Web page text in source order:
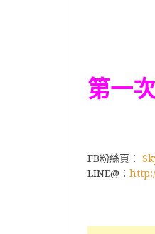
第一
FB粉絲頁：
LINE@：